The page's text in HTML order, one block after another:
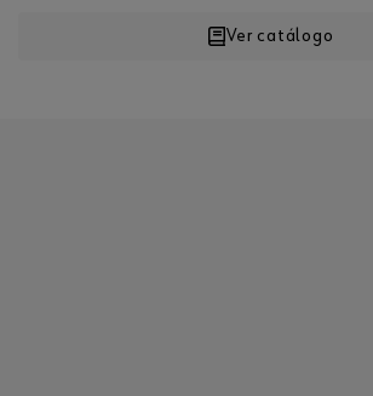
Ver catálogo